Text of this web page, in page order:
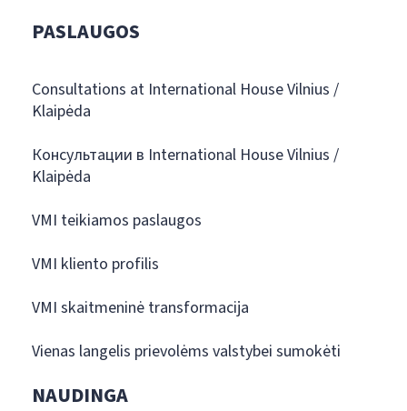
PASLAUGOS
Consultations at International House Vilnius /
Klaipėda
Консультации в International House Vilnius /
Klaipėda
VMI teikiamos paslaugos
VMI kliento profilis
VMI skaitmeninė transformacija
Vienas langelis prievolėms valstybei sumokėti
NAUDINGA